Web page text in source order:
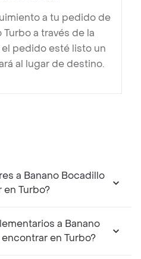
a tu pedido de
a través de la
pedido esté listo un
al lugar de destino.
a Banano Bocadillo
Turbo?
a Banano
en Turbo?